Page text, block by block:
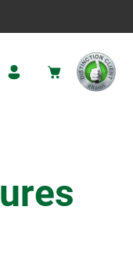
avez 0 articles dans